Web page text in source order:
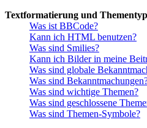
Textformatierung und
Was ist BBCode?
Kann ich HTML benutzen?
Was sind Smilies?
Kann ich Bilder in meine
Was sind globale
Was sind
Was sind wichtige Themen?
Was sind geschlossene
Was sind Themen-Symbole?